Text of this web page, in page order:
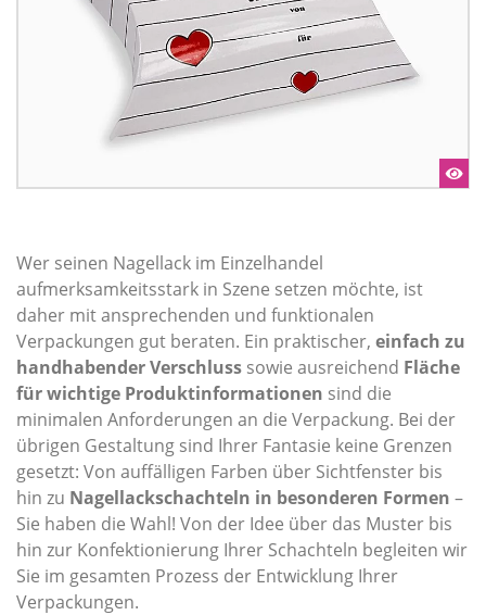
Wer seinen Nagellack im Einzelhandel
aufmerksamkeitsstark in Szene setzen möchte, ist
daher mit ansprechenden und funktionalen
Verpackungen gut beraten. Ein praktischer, einfach zu
handhabender Verschluss sowie ausreichend Fläche
für wichtige Produktinformationen sind die
minimalen Anforderungen an die Verpackung. Bei der
übrigen Gestaltung sind Ihrer Fantasie keine Grenzen
gesetzt: Von auffälligen Farben über Sichtfenster bis
hin zu Nagellackschachteln in besonderen Formen –
Sie haben die Wahl! Von der Idee über das Muster bis
hin zur Konfektionierung Ihrer Schachteln begleiten wir
Sie im gesamten Prozess der Entwicklung Ihrer
Verpackungen.